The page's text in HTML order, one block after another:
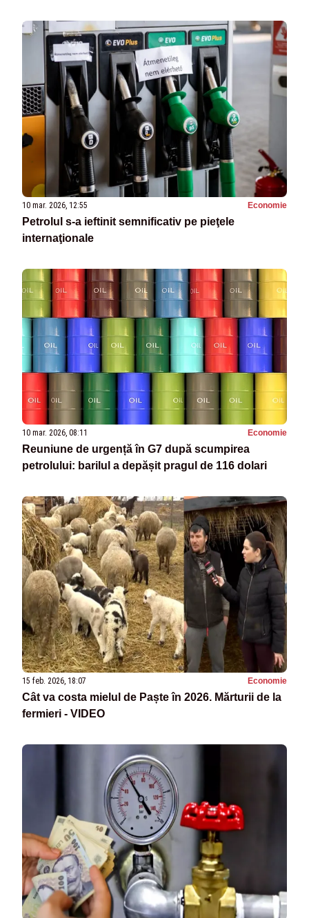
10 mar. 2026, 12:55 Economie
Petrolul s-a ieftinit semnificativ pe pieţele
internaţionale
10 mar. 2026, 08:11 Economie
Reuniune de urgență în G7 după scumpirea
petrolului: barilul a depășit pragul de 116 dolari
15 feb. 2026, 18:07 Economie
Cât va costa mielul de Paște în 2026. Mărturii de la
fermieri - VIDEO